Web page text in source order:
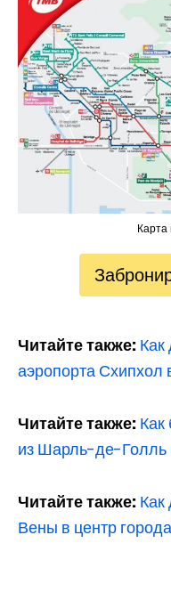
Читайте также: Как
аэропорта Схипхол
Читайте также: Как
из Шарль-де-Голль
Читайте также: Как
Вены в центр города